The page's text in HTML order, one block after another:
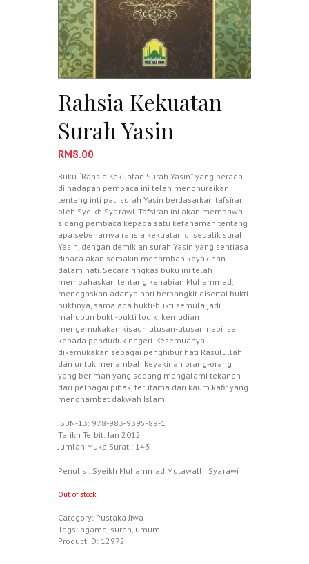
Rahsia Kekuatan
Surah Yasin
RM8.00
Buku “Rahsia Kekuatan Surah Yasin” yang berada
di hadapan pembaca ini telah menghuraikan
tentang inti pati surah Yasin berdasarkan tafsiran
oleh Syeikh Sya’rawi. Tafsiran ini akan membawa
sidang pembaca kepada satu kefahaman tentang
apa sebenarnya rahsia kekuatan di sebalik surah
Yasin, dengan demikian surah Yasin yang sentiasa
dibaca akan semakin menambah keyakinan
dalam hati. Secara ringkas buku ini telah
membahaskan tentang kenabian Muhammad,
menegaskan adanya hari berbangkit disertai bukti-
buktinya, sama ada bukti-bukti semula jadi
mahupun bukti-bukti logik; kemudian
mengemukakan kisadh utusan-utusan nabi Isa
kepada penduduk negeri. Kesemuanya
dikemukakan sebagai penghibur hati Rasulullah
dan untuk menambah keyakinan orang-orang
yang beriman yang sedang mengalami tekanan
dari pelbagai pihak, terutama dari kaum kafir yang
menghambat dakwah Islam.
ISBN-13: 978-983-9395-89-1
Tarikh Terbit: Jan 2012
Jumlah Muka Surat : 143
Penulis : Syeikh Muhammad Mutawalli Sya’rawi
Out of stock
Category: Pustaka Jiwa
Tags: agama, surah, umum
Product ID: 12972